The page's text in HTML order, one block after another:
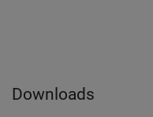
Downloads